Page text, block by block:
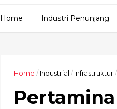
Home Industri Penunjang
Home / Industrial / Infrastruktur/